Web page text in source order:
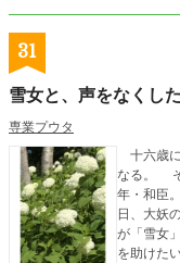
31
雪女と、声をなくし
専業プウタ
十六歳
なる。 そ
年・和臣
日、大妖
が「雪女
を助けた